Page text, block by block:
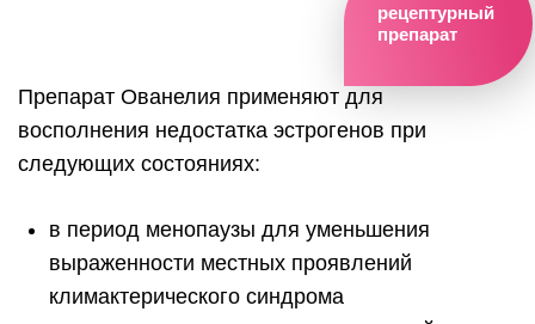
рецептурный
препарат
Препарат Ованелия применяют для
восполнения недостатка эстрогенов при
следующих состояниях:
в период менопаузы для уменьшения
выраженности местных проявлений
климактерического синдрома